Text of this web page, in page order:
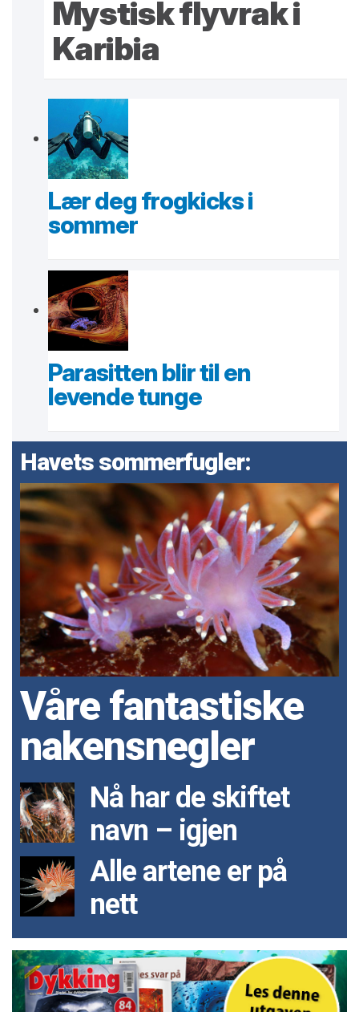
Mystisk flyvrak i
Karibia
Lær deg frogkicks i
sommer
Parasitten blir til en
levende tunge
Havets sommerfugler:
Våre fantastiske
nakensnegler
Nå har de skiftet
navn – igjen
Alle artene er på
nett